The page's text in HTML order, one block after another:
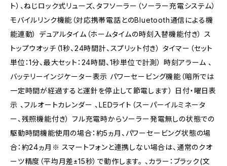
ト）、ねじロック式リューズ、タフソーラー（ソーラー充電システム）
モバイルリンク機能（対応携帯電話とのBluetooth通信による機
能連動） デュアルタイム（ホームタイムの時刻入替機能付き） ス
トップウオッチ（1秒、24時間計、スプリット付き） タイマー（セット
単位：1分、最大セット：24時間、1秒単位で計測） 時刻アラーム 、
バッテリーインジケーター表示 パワーセービング機能（暗所では
一定時間が経過すると運針を停止して節電します） 日付・曜日表
示 、フルオートカレンダー 、LEDライト（スーパーイルミネータ
ー、残照機能付き） フル充電時からソーラー発電無しの状態での
駆動時間機能使用の場合：約5ヵ月、パワーセービング状態の場
合：約24ヵ月※ スマートフォンと連携しない場合は、通常のクオ
ーツ精度（平均月差±15秒）で動作します。 、カラー：ブラック(文